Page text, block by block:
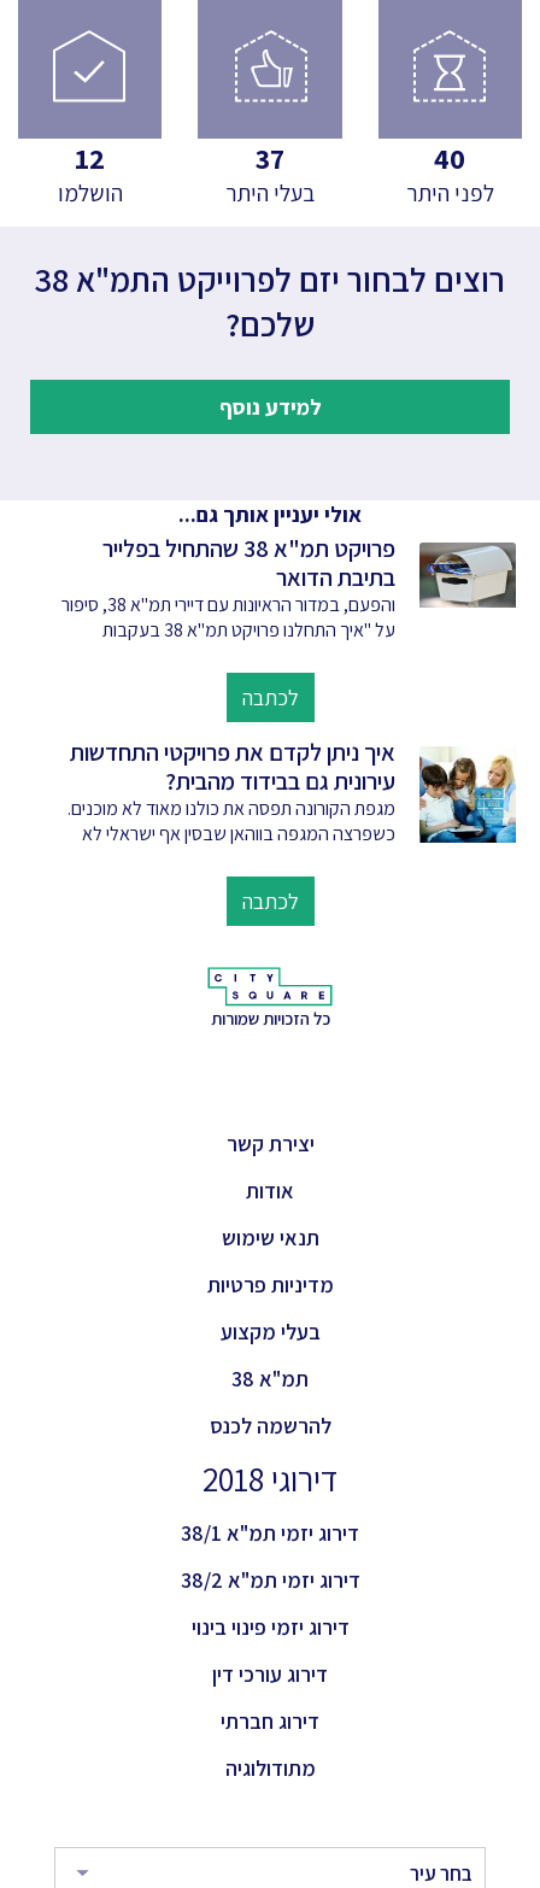
40
לפני היתר
37
בעלי היתר
12
הושלמו
רוצים לבחור יזם לפרוייקט התמ"א 38
שלכם?
למידע נוסף
אולי יעניין אותך גם...
פרויקט תמ"א 38 שהתחיל בפלייר
בתיבת הדואר
והפעם, במדור הראיונות עם דיירי תמ"א 38, סיפור
על "איך התחלנו פרויקט תמ"א 38 בעקבות
לכתבה
איך ניתן לקדם את פרויקטי התחדשות
עירונית גם בבידוד מהבית?
מגפת הקורונה תפסה את כולנו מאוד לא מוכנים.
כשפרצה המגפה בווהאן שבסין אף ישראלי לא
לכתבה
כל הזכויות שמורות
יצירת קשר
אודות
תנאי שימוש
מדיניות פרטיות
בעלי מקצוע
תמ"א 38
להרשמה לכנס
דירוגי 2018
דירוג יזמי תמ"א 38/1
דירוג יזמי תמ"א 38/2
דירוג יזמי פינוי בינוי
דירוג עורכי דין
דירוג חברתי
מתודולוגיה